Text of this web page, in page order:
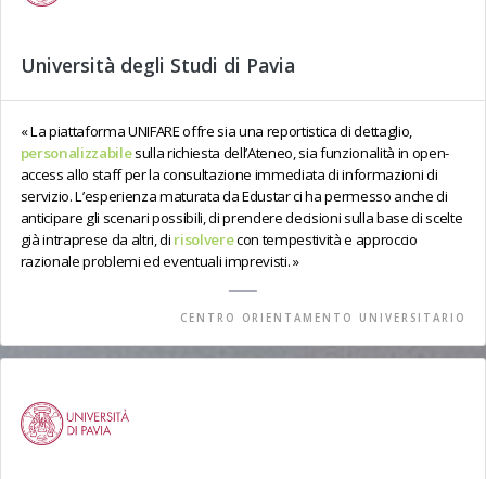
Università degli Studi di Pavia
La piattaforma UNIFARE offre sia una reportistica di dettaglio,
personalizzabilesulla richiesta dell’Ateneo, sia funzionalità in open-
access allo staff per la consultazione immediata di informazioni di
servizio. L’esperienza maturata da Edustar ci ha permesso anche di
anticipare gli scenari possibili, di prendere decisioni sulla base di scelte
già intraprese da altri, di risolverecon tempestività e approccio
razionale problemi ed eventuali imprevisti.
CENTRO ORIENTAMENTO UNIVERSITARIO